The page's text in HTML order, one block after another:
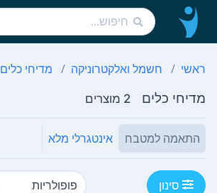
ראשי חשמל ואלקטרוניקה מדיחי כלים
מדיחי כלים 2 מוצרים
התאמה למטבח אינטגרלי מלא
סינון